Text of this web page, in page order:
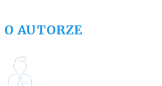
O AUTORZE